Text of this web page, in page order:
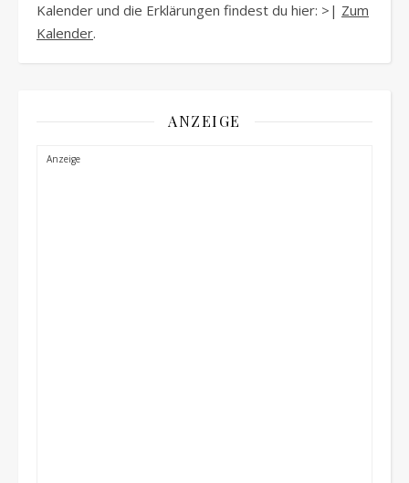
Kalender und die Erklärungen findest du hier: >| Zum
Kalender.
ANZEIGE